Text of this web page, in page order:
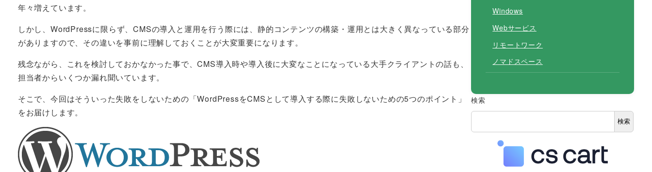
年々増えています。
しかし、WordPressに限らず、CMSの導入と運用を行う際には、静的コンテンツの構築・運用とは大きく異なっている部分
がありますので、その違いを事前に理解しておくことが大変重要になります。
残念ながら、これを検討しておかなかった事で、CMS導入時や導入後に大変なことになっている大手クライアントの話も、
担当者からいくつか漏れ聞いています。
そこで、今回はそういった失敗をしないための「WordPressをCMSとして導入する際に失敗しないための5つのポイント」
をお届けします。
Windows
Webサービス
リモートワーク
ノマドスペース
検索
検索